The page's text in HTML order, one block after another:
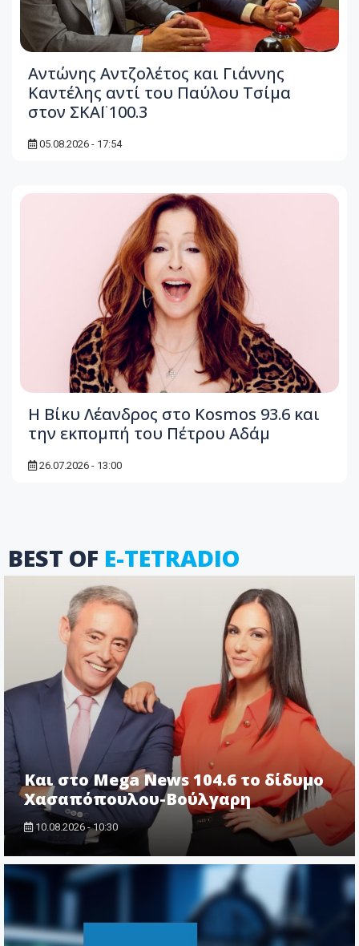
Αντώνης Αντζολέτος και Γιάννης
Καντέλης αντί του Παύλου Τσίμα
στον ΣΚΑΪ 100.3
05.08.2026 - 17:54
Η Βίκυ Λέανδρος στο Kosmos 93.6 και
την εκπομπή του Πέτρου Αδάμ
26.07.2026 - 13:00
BEST OF E-TETRADIO
Και στο Mega News 104.6 το δίδυμο
Χασαπόπουλου-Βούλγαρη
10.08.2026 - 10:30